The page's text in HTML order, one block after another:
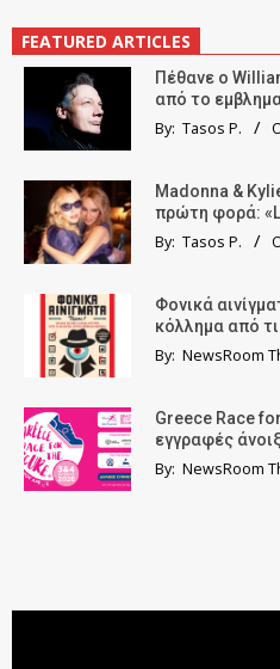
FEATURED ARTICLES
Πέθανε ο
από το
By: Tasos P.
Madonna &
πρώτη φορά:
By: Tasos P.
Φονικά
κόλλημα από
By: NewsRoom
Greece Race
εγγραφές
By: NewsRoom